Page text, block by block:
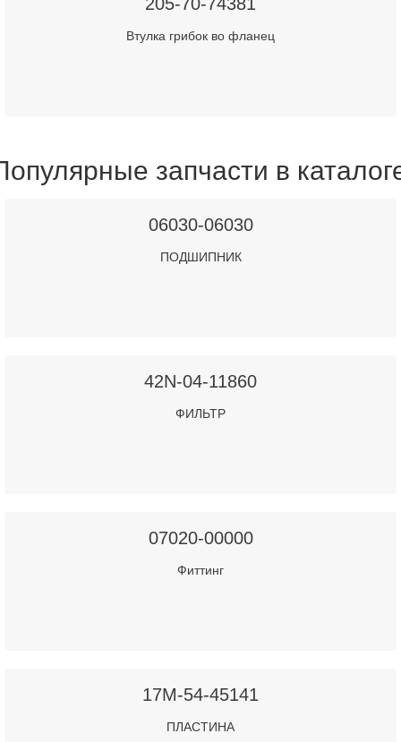
Втулка грибок во фланец
запчасти в
06030-06030
ПОДШИПНИК
42N-04-11860
ФИЛЬТР
07020-00000
Фиттинг
17M-54-45141
ПЛАСТИНА